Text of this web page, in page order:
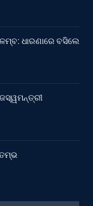
ଧାରଣାରେ ବସିଲେ